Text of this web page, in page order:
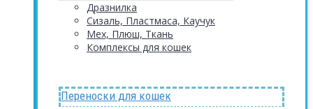
Дразнилка
Сизаль, Пластмаса, Каучук
Мех, Плюш, Ткань
Комплексы для кошек
Переноски для кошек